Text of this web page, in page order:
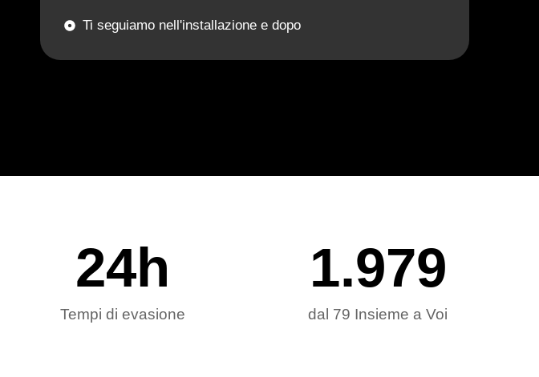
Ti seguiamo nell'installazione e dopo
Tempi di evasione
24h
dal 79 Insieme a Voi
1.979